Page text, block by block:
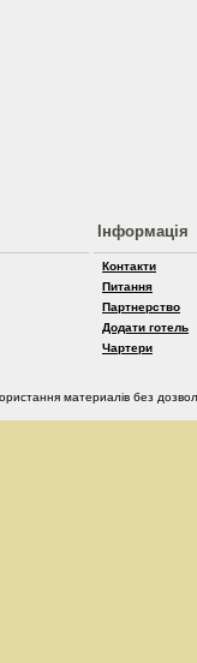
Інформація
Контакти
Питання
Партнерство
Додати готель
Чартери
материалів без